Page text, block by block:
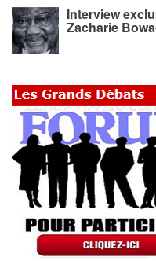
Interview
Zacharie